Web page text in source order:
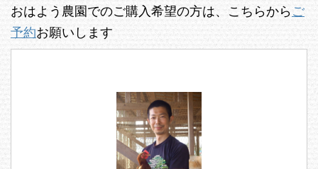
おはよう農園でのご購入希望の方は、こちらからご
予約お願いします